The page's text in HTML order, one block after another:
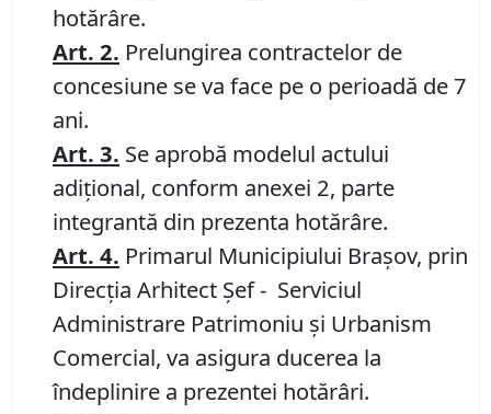
hotărâre.
Art. 2. Prelungirea contractelor de
concesiune se va face pe o perioadă de 7
ani.
Art. 3. Se aprobă modelul actului
adiţional, conform anexei 2, parte
integrantă din prezenta hotărâre.
Art. 4. Primarul Municipiului Braşov, prin
Direcţia Arhitect Şef - Serviciul
Administrare Patrimoniu şi Urbanism
Comercial, va asigura ducerea la
îndeplinire a prezentei hotărâri.